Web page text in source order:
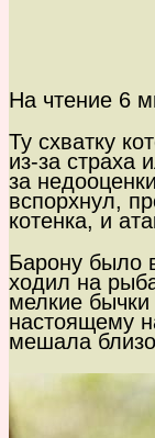
На чтение 6
Ту схватку
из-за страха
за
вспорхнул,
котенка, и
Барону было
ходил на
мелкие
настоящему
мешала